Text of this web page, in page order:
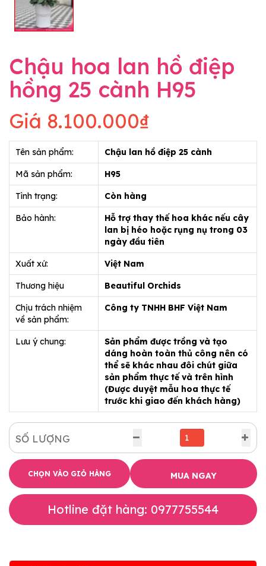
Chậu hoa lan hồ điệp
hồng 25 cành H95
Giá 8.100.000₫
Tên sản phẩm: Chậu lan hồ điệp 25 cành
Mã sản phẩm: H95
Tình trạng: Còn hàng
Bảo hành:
Hỗ trợ thay thế hoa khác nếu cây
lan bị héo hoặc rụng nụ trong 03
ngày đầu tiên
Xuất xứ: Việt Nam
Thương hiệu Beautiful Orchids
Chịu trách nhiệm
về sản phẩm:
Công ty TNHH BHF Việt Nam
Lưu ý chung:
Sản phẩm được trồng và tạo
dáng hoàn toàn thủ công nên có
thể sẽ khác nhau đôi chút giữa
sản phẩm thực tế và trên hình
(Được duyệt mẫu hoa thực tế
trước khi giao đến khách hàng)
SỐ LƯỢNG
CHỌN VÀO GIỎ HÀNG MUA NGAY
Hotline đặt hàng: 0977755544